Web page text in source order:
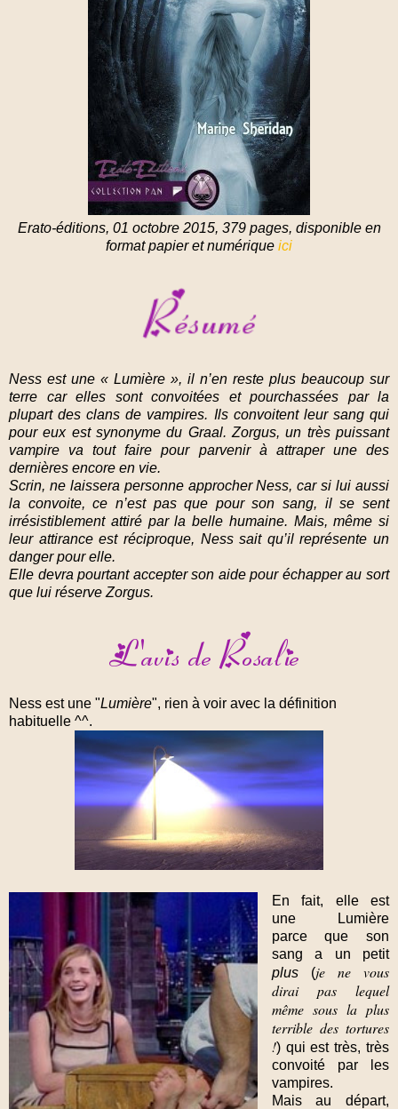
Erato-éditions, 01 octobre 2015, 379 pages, disponible en
format papier et numérique ici
Ness est une « Lumière », il n’en reste plus beaucoup sur
terre car elles sont convoitées et pourchassées par la
plupart des clans de vampires. Ils convoitent leur sang qui
pour eux est synonyme du Graal. Zorgus, un très puissant
vampire va tout faire pour parvenir à attraper une des
dernières encore en vie.
Scrin, ne laissera personne approcher Ness, car si lui aussi
la convoite, ce n’est pas que pour son sang, il se sent
irrésistiblement attiré par la belle humaine. Mais, même si
leur attirance est réciproque, Ness sait qu’il représente un
danger pour elle.
Elle devra pourtant accepter son aide pour échapper au sort
que lui réserve Zorgus.
Ness est une "Lumière", rien à voir avec la définition
habituelle ^^.
En fait, elle est
une Lumière
parce que son
sang a un petit
plus(je ne vous
dirai pas lequel
même sous la plus
terrible des tortures
!) qui est très, très
convoité par les
vampires.
Mais au départ,